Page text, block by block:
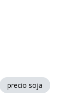
precio soja